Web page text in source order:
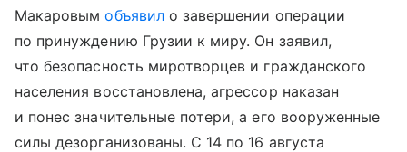
Макаровымобъявило завершении операции
по принуждению Грузии к миру. Он заявил,
что безопасность миротворцев и гражданского
населения восстановлена, агрессор наказан
и понес значительные потери, а его вооруженные
силы дезорганизованы. С 14 по 16 августа